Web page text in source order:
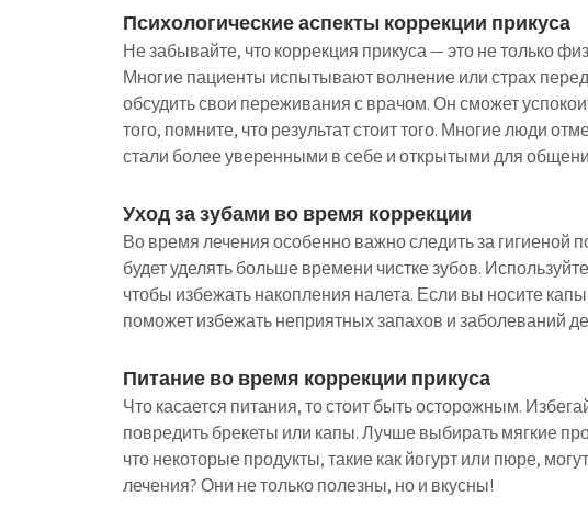
Психологические аспекты коррекции прикуса
Не забывайте, что коррекция прикуса — это не только
Многие пациенты испытывают волнение или страх
обсудить свои переживания с врачом. Он сможет
того, помните, что результат стоит того. Многие люди
стали более уверенными в себе и открытыми для
Уход за зубами во время коррекции
Во время лечения особенно важно следить за гигиеной
будет уделять больше времени чистке зубов.
чтобы избежать накопления налета. Если вы носите
поможет избежать неприятных запахов и заболеваний
Питание во время коррекции прикуса
Что касается питания, то стоит быть осторожным.
повредить брекеты или капы. Лучше выбирать мягкие
что некоторые продукты, такие как йогурт или пюре,
лечения? Они не только полезны, но и вкусны!